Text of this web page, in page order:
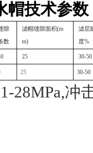
帽技术参数
隙
数
滤帽缝隙面积(m
m)
滤层
度%
25 30-50
25 30-50
28MPa,冲